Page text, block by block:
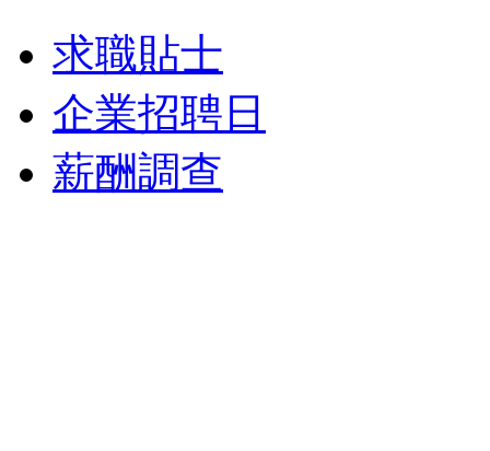
求職貼士
企業招聘日
薪酬調查